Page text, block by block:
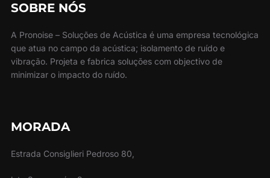
SOBRE NÓS
A Pronoise – Soluções de Acústica é uma empresa tecnológica
que atua no campo da acústica; isolamento de ruído e
vibração. Projeta e fabrica soluções com objectivo de
minimizar o impacto do ruído.
MORADA
Estrada Consiglieri Pedroso 80,